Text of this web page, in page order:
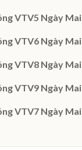
VTV5 Ngày Mai
VTV6 Ngày Mai
VTV8 Ngày Mai
VTV9 Ngày Mai
VTV7 Ngày Mai